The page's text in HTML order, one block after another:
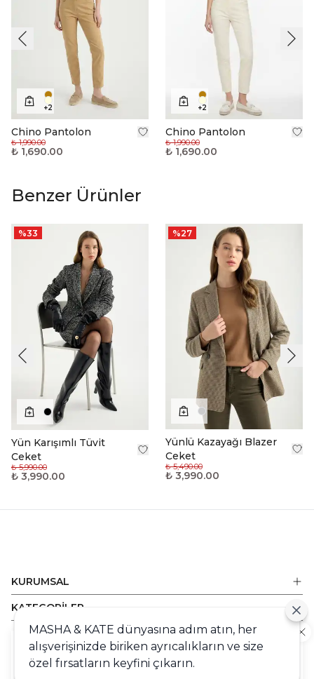
Cookie
Sizlere en iyi alışveriş deneyimini sunabilmek adına
+2
Chino Pantolon
₺ 1,990.00
₺ 1,690.00
+2
Chino Pantolon
₺ 1,990.00
₺ 1,690.00
Benzer Ürünler
%33
Yün Karışımlı Tüvit
Ceket
₺ 5,990.00
₺ 3,990.00
%27
Yünlü Kazayağı Blazer
Ceket
₺ 5,490.00
₺ 3,990.00
KURUMSAL
KATEGORİLER
ALIŞVERİŞ
DESTEK
MASHA & KATE dünyasına adım atın, her
alışverişinizde biriken ayrıcalıkların ve size
özel fırsatların keyfini çıkarın.